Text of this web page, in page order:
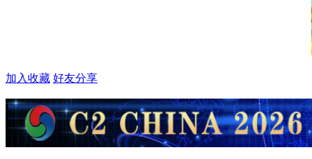
加入收藏 好友分享